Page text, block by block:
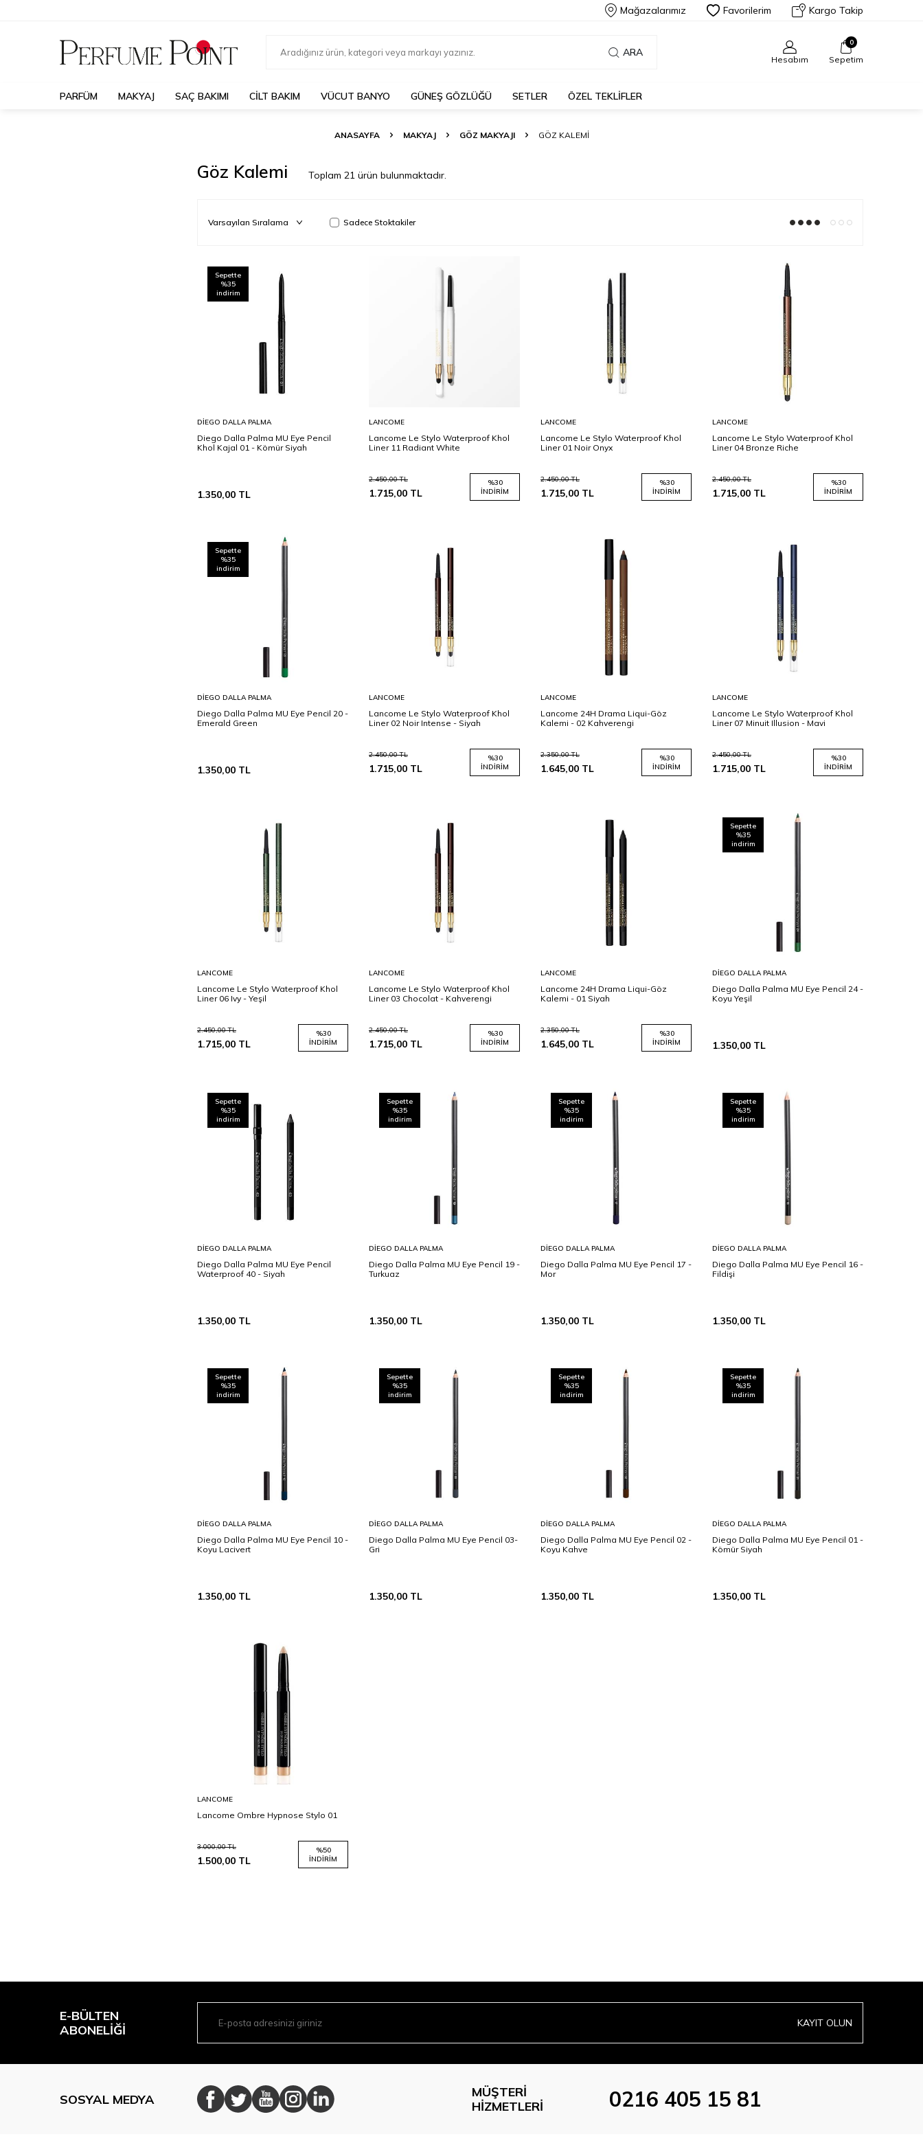
Mağazalarımız Favorilerim Kargo Takip
ARA
Hesabım
0
Sepetim
PARFÜM MAKYAJ SAÇ BAKIMI CILT BAKIM VÜCUT BANYO GÜNEŞ GÖZLÜĞÜ SETLER ÖZEL TEKLIFLER
ANASAYFA MAKYAJ GÖZ MAKYAJI GÖZ KALEMI
Göz Kalemi Toplam 21 ürün bulunmaktadır.
Sadece Stoktakiler
Sepette
%35
indirim
Ekle
DIEGO DALLA PALMA
Diego Dalla Palma MU Eye Pencil
Khol Kajal 01 - Kömür Siyah
1.350,00 TL
LANCOME
Lancome Le Stylo Waterproof Khol
Liner 11 Radiant White
2.450,00TL
1.715,00 TL
%30
İNDIRIM
LANCOME
Lancome Le Stylo Waterproof Khol
Liner 01 Noir Onyx
2.450,00TL
1.715,00 TL
%30
İNDIRIM
LANCOME
Lancome Le Stylo Waterproof Khol
Liner 04 Bronze Riche
2.450,00TL
1.715,00 TL
%30
İNDIRIM
Sepette
%35
indirim
Ekle
DIEGO DALLA PALMA
Diego Dalla Palma MU Eye Pencil 20 -
Emerald Green
1.350,00 TL
LANCOME
Lancome Le Stylo Waterproof Khol
Liner 02 Noir Intense - Siyah
2.450,00TL
1.715,00 TL
%30
İNDIRIM
LANCOME
Lancome 24H Drama Liqui-Göz
Kalemi - 02 Kahverengi
2.350,00TL
1.645,00 TL
%30
İNDIRIM
LANCOME
Lancome Le Stylo Waterproof Khol
Liner 07 Minuit Illusion - Mavi
2.450,00TL
1.715,00 TL
%30
İNDIRIM
LANCOME
Lancome Le Stylo Waterproof Khol
Liner 06 Ivy - Yeşil
2.450,00TL
1.715,00 TL
%30
İNDIRIM
LANCOME
Lancome Le Stylo Waterproof Khol
Liner 03 Chocolat - Kahverengi
2.450,00TL
1.715,00 TL
%30
İNDIRIM
LANCOME
Lancome 24H Drama Liqui-Göz
Kalemi - 01 Siyah
2.350,00TL
1.645,00 TL
%30
İNDIRIM
Sepette
%35
indirim
Ekle
DIEGO DALLA PALMA
Diego Dalla Palma MU Eye Pencil 24 -
Koyu Yeşil
1.350,00 TL
Sepette
%35
indirim
Ekle
DIEGO DALLA PALMA
Diego Dalla Palma MU Eye Pencil
Waterproof 40 - Siyah
1.350,00 TL
Sepette
%35
indirim
Ekle
DIEGO DALLA PALMA
Diego Dalla Palma MU Eye Pencil 19 -
Turkuaz
1.350,00 TL
Sepette
%35
indirim
Ekle
DIEGO DALLA PALMA
Diego Dalla Palma MU Eye Pencil 17 -
Mor
1.350,00 TL
Sepette
%35
indirim
Ekle
DIEGO DALLA PALMA
Diego Dalla Palma MU Eye Pencil 16 -
Fildişi
1.350,00 TL
Sepette
%35
indirim
Ekle
DIEGO DALLA PALMA
Diego Dalla Palma MU Eye Pencil 10 -
Koyu Lacivert
1.350,00 TL
Sepette
%35
indirim
Ekle
DIEGO DALLA PALMA
Diego Dalla Palma MU Eye Pencil 03-
Gri
1.350,00 TL
Sepette
%35
indirim
Ekle
DIEGO DALLA PALMA
Diego Dalla Palma MU Eye Pencil 02 -
Koyu Kahve
1.350,00 TL
Sepette
%35
indirim
Ekle
DIEGO DALLA PALMA
Diego Dalla Palma MU Eye Pencil 01 -
Kömür Siyah
1.350,00 TL
LANCOME
Lancome Ombre Hypnose Stylo 01
3.000,00TL
1.500,00 TL
%50
İNDIRIM
E-BÜLTEN
ABONELIĞI
KAYIT OLUN
SOSYAL MEDYA
MÜŞTERI
HIZMETLERI
0216 405 15 81